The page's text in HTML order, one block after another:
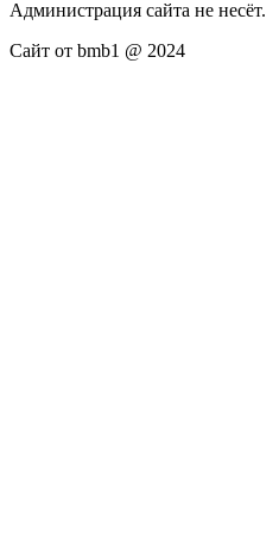
Администрация сайта не несёт.
Сайт от bmb1 @ 2024